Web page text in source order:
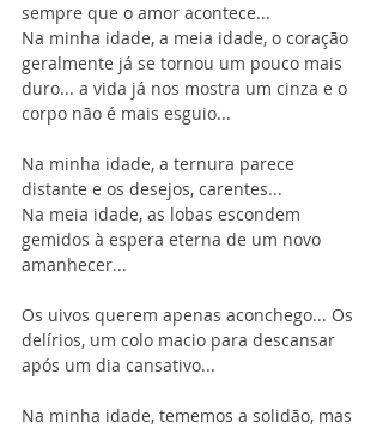
sempre que o amor acontece...
Na minha idade, a meia idade, o coração
geralmente já se tornou um pouco mais
duro... a vida já nos mostra um cinza e o
corpo não é mais esguio...
Na minha idade, a ternura parece
distante e os desejos, carentes...
Na meia idade, as lobas escondem
gemidos à espera eterna de um novo
amanhecer...
Os uivos querem apenas aconchego... Os
delírios, um colo macio para descansar
após um dia cansativo...
Na minha idade, tememos a solidão, mas